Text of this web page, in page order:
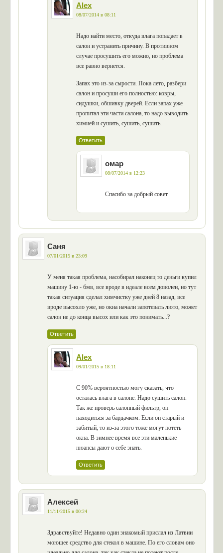
Alex
08/07/2014 в 08:11
Надо найти место, откуда влага попадает в
салон и устранить причину. В противном
случае просушить его можно, но проблема
все равно вернется.
Запах это из-за сырости. Пока лето, разбери
салон и просуши его полностью: ковры,
сидушки, обшивку дверей. Если запах уже
пропитал эти части салона, то надо выводить
химией и сушить, сушить, сушить.
Ответить
омар
08/07/2014 в 12:23
Спасибо за добрый совет
Саня
07/01/2015 в 23:09
У меня такая проблема, насобирал наконец то деньги купил
машину 1-ю - бмв, все вроде в идеале всем доволен, но тут
такая ситуация сделал химчистку уже дней 8 назад, все
вроде высохло уже, но окна начали запотевать люто, может
салон не до конца высох или как это понимать...?
Ответить
Alex
09/01/2015 в 18:11
С 90% вероятностью могу сказать, что
осталась влага в салоне. Надо сушить салон.
Так же проверь салонный фильтр, он
находиться за бардачком. Если он старый и
забитый, то из-за этого тоже могут потеть
окна. В зимнее время все эти маленькие
нюансы дают о себе знать.
Ответить
Алексей
11/11/2015 в 00:24
Здравствуйте! Недавно один знакомый прислал из Латвии
моющее средство для стекол в машине. По его словам оно